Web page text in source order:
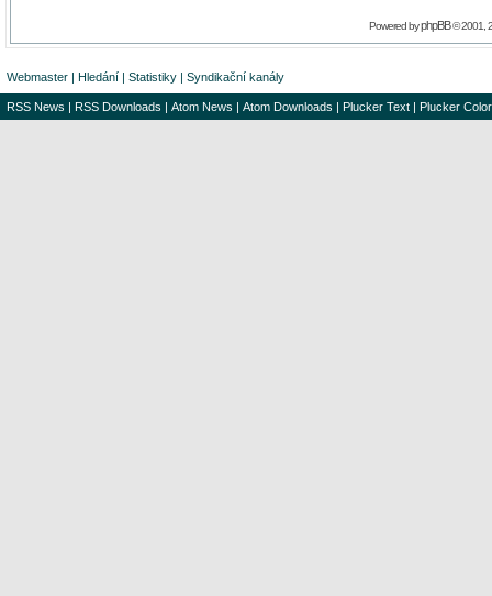
Powered byphpBB© 2001,
Webmaster | Hledání | Statistiky | Syndikační kanály
RSS News | RSS Downloads | Atom News | Atom Downloads | Plucker Text | Plucker Color